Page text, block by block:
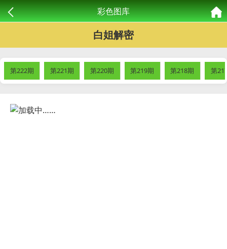
彩色图库
白姐解密
第222期 第221期 第220期 第219期 第218期 第